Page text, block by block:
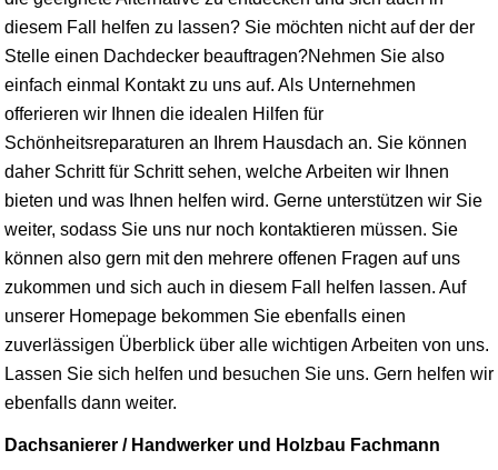
diesem Fall helfen zu lassen? Sie möchten nicht auf der der
Stelle einen Dachdecker beauftragen?Nehmen Sie also
einfach einmal Kontakt zu uns auf. Als Unternehmen
offerieren wir Ihnen die idealen Hilfen für
Schönheitsreparaturen an Ihrem Hausdach an. Sie können
daher Schritt für Schritt sehen, welche Arbeiten wir Ihnen
bieten und was Ihnen helfen wird. Gerne unterstützen wir Sie
weiter, sodass Sie uns nur noch kontaktieren müssen. Sie
können also gern mit den mehrere offenen Fragen auf uns
zukommen und sich auch in diesem Fall helfen lassen. Auf
unserer Homepage bekommen Sie ebenfalls einen
zuverlässigen Überblick über alle wichtigen Arbeiten von uns.
Lassen Sie sich helfen und besuchen Sie uns. Gern helfen wir
ebenfalls dann weiter.
Dachsanierer / Handwerker und Holzbau Fachmann